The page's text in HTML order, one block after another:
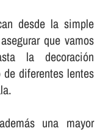
desde la simple
que vamos
la decoración
diferentes lentes
una mayor